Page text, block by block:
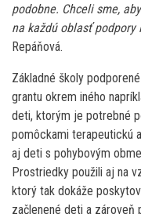
podobne. Chceli sme,
na každú oblasť
Repáňová.
Základné školy
grantu okrem iného
deti, ktorým je potrebné
pomôckami terapeutickú
aj deti s pohybovým
Prostriedky použili aj na
ktorý tak dokáže
začlenené deti a zároveň